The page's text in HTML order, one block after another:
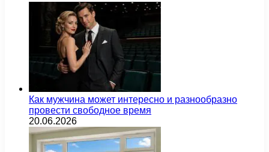
Как мужчина может интересно и разнообразно
провести свободное время
20.06.2026